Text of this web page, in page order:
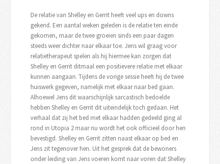
De relatie van Shelley en Gerrit heeft veel ups en downs
gekend. Een aantal weken geleden is de relatie ten einde
gekomen, maar de twee groeien sinds een paar dagen
steeds weer dichter naar elkaar toe. Jens wil graag voor
relatietherapeut spelen als hij hiermee kan zorgen dat
Shelley en Gerrit ditmaal een positievere relatie met elkaar
kunnen aangaan. Tijdens de vorige sessie heeft hij de twee
huiswerk gegeven, namelijk met elkaar naar bed gaan.
Alhoewel Jens dit waarschijnlijk sarcastisch bedoelde
hebben Shelley en Gerrit dit uiteindelijk toch gedaan. Het
verhaal dat zij het bed met elkaar hadden gedeeld ging al
rond in Utopia 2 maar nu wordt het ook officieel door hen
bevestigd. Shelley en Gerrit zitten naast elkaar op bed en
Jens zit tegenover hen. Uit het gesprek dat de bewoners
onder leiding van Jens voeren komt naar voren dat Shelley